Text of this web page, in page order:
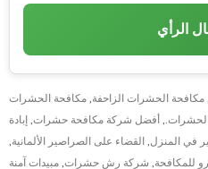
الرأي
مكافحة الحشرات الزاحفة مكافحة الحشرات
أفضل شركة مكافحة حشرات
إبادة
في المنزل القضاء على الصراصير الألمانية
للمكافحة شركة رش حشرات مبيدات آمنة